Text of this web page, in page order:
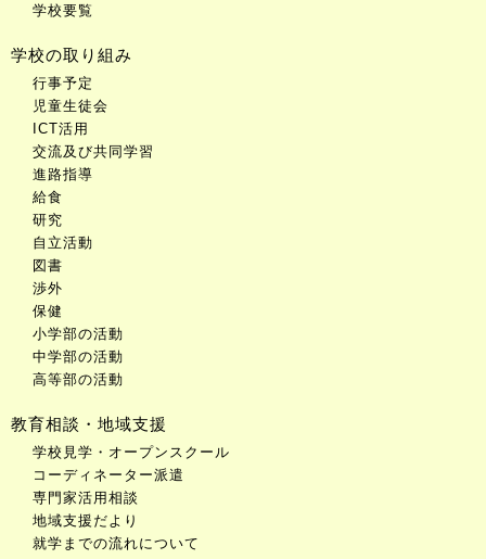
学校要覧
学校の取り組み
行事予定
児童生徒会
ICT活用
交流及び共同学習
進路指導
給食
研究
自立活動
図書
渉外
保健
小学部の活動
中学部の活動
高等部の活動
教育相談・地域支援
学校見学・オープンスクール
コーディネーター派遣
専門家活用相談
地域支援だより
就学までの流れについて